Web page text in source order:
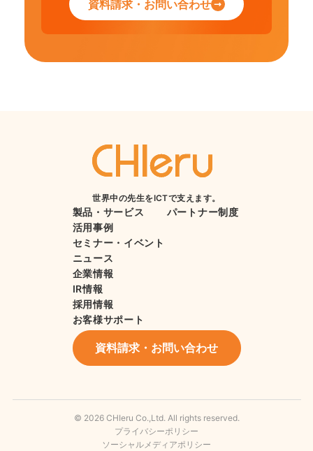
資料請求・お問い合わせ
世界中の先生をICTで支えます。
製品・サービス
活用事例
セミナー・イベント
ニュース
企業情報
IR情報
採用情報
お客様サポート
パートナー制度
資料請求・お問い合わせ
© 2026 CHIeru Co.,Ltd. All rights reserved.
プライバシーポリシー
ソーシャルメディアポリシー